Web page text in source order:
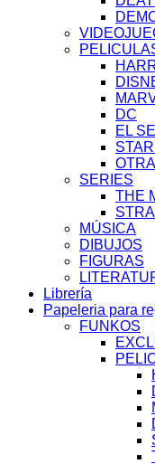
DC
EL
SERIES
THE
MÚSICA
DIBUJOS
FIGURAS
Librería
Papeleria para
FUNKOS